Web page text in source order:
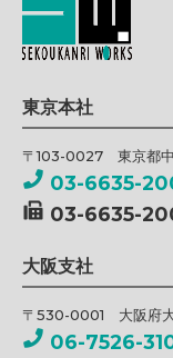
東京本社
〒103-0027 東京都
03-6635-
03-6635-
大阪支社
〒530-0001 大阪府
06-7526-